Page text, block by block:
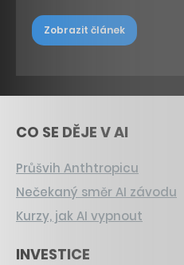
Zobrazit článek
CO SE DĚJE V AI
Průšvih Anthtropicu
Nečekaný směr AI závodu
Kurzy, jak AI vypnout
INVESTICE